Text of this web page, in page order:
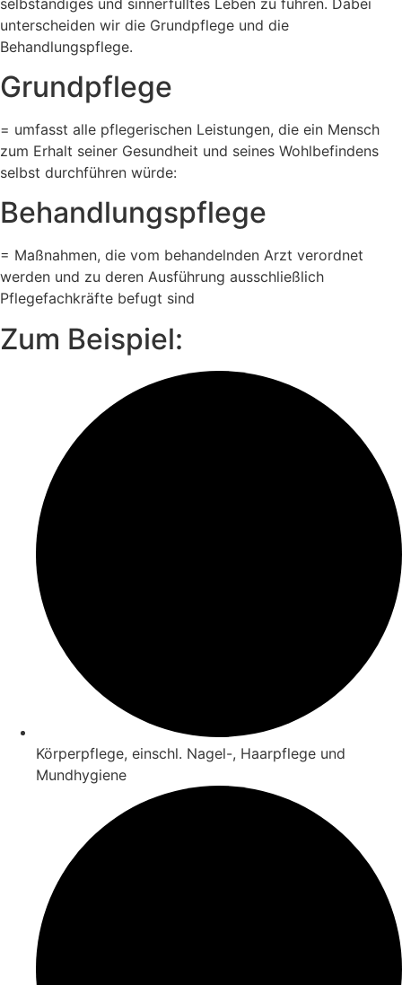
unterscheiden wir die Grundpflege und die
Behandlungspflege.
Grundpflege
= umfasst alle pflegerischen Leistungen, die ein Mensch
zum Erhalt seiner Gesundheit und seines Wohlbefindens
selbst durchführen würde:
Behandlungspflege
= Maßnahmen, die vom behandelnden Arzt verordnet
werden und zu deren Ausführung ausschließlich
Pflegefachkräfte befugt sind
Zum Beispiel:
Körperpflege, einschl. Nagel-, Haarpflege und
Mundhygiene